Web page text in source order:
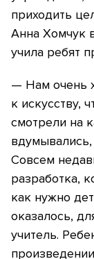
приходить
Анна Хомчук
учила ребят
— Нам очень
к искусству,
смотрели на
Совсем
разработка,
как нужно
оказалось,
учитель.